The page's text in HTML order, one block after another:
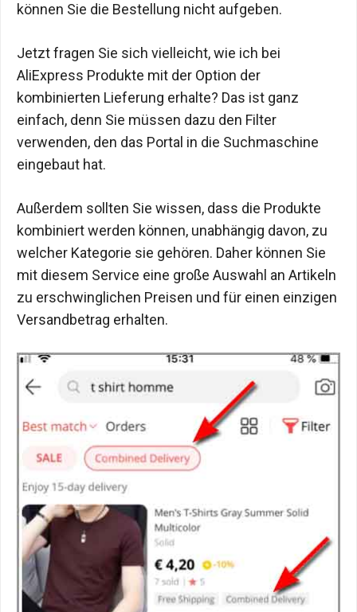
können Sie die Bestellung nicht aufgeben.
Jetzt fragen Sie sich vielleicht, wie ich bei
AliExpress Produkte mit der Option der
kombinierten Lieferung erhalte? Das ist ganz
einfach, denn Sie müssen dazu den Filter
verwenden, den das Portal in die Suchmaschine
eingebaut hat.
Außerdem sollten Sie wissen, dass die Produkte
kombiniert werden können, unabhängig davon, zu
welcher Kategorie sie gehören. Daher können Sie
mit diesem Service eine große Auswahl an Artikeln
zu erschwinglichen Preisen und für einen einzigen
Versandbetrag erhalten.